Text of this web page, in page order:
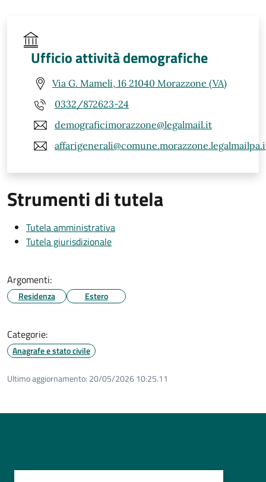
Ufficio attività demografiche
Via G. Mameli, 16 21040 Morazzone (VA)
0332/872623-24
demograficimorazzone@legalmail.it
Strumenti di tutela
Tutela amministrativa
Tutela giurisdizionale
Argomenti:
Residenza Estero
Categorie:
Anagrafe e stato civile
Ultimo aggiornamento: 20/05/2026 10:25.11